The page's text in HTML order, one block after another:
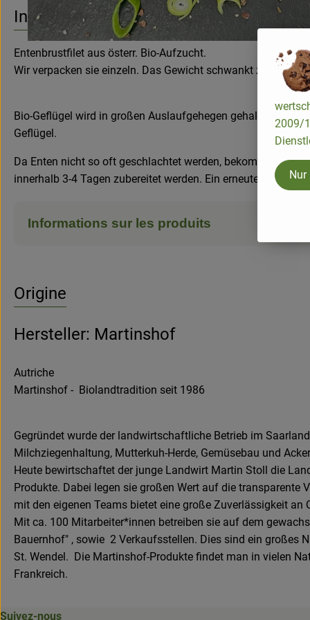
Info
Entenbrustfilet aus österr. Bio-Aufzucht.
Wir verpacken sie einzeln. Das Gewicht schwankt zw. 250g
Bio-Geflügel wird in großen Auslaufgehegen gehalten,
Geflügel.
Da Enten nicht so oft geschlachtet werden, bekommen wir
innerhalb 3-4 Tagen zubereitet werden. Ein erneutes
Informations sur les produits
Origine
Hersteller: Martinshof
Autriche
Martinshof - Biolandtradition seit 1986
Gegründet wurde der landwirtschaftliche Betrieb im
Milchziegenhaltung, Mutterkuh-Herde, Gemüsebau und
Heute bewirtschaftet der junge Landwirt Martin Stoll die
Produkte. Dabei legen sie großen Wert auf die
mit den eigenen Teams bietet eine große Zuverlässigkeit an
Mit ca. 100 Mitarbeiter*innen betreiben sie auf dem
Bauernhof" , sowie 2 Verkaufsstellen. Dies sind ein großes
St. Wendel. Die Martinshof-Produkte findet man in vielen
Frankreich.
Suivez-nous
2009/
Nur